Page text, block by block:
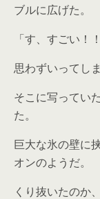
ブルに広げた。
「す、すごい！！
思わずいってしま
そこに写ってい
た。
巨大な氷の壁に
オンのようだ。
くり抜いたのか